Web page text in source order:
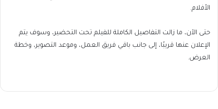
الأفلام.
حتى الآن، ما زالت التفاصيل الكاملة للفيلم تحت التحضير، وسوف يتم
الإعلان عنها قريبًا، إلى جانب باقي فريق العمل، وموعد التصوير، وخطة
العرض.